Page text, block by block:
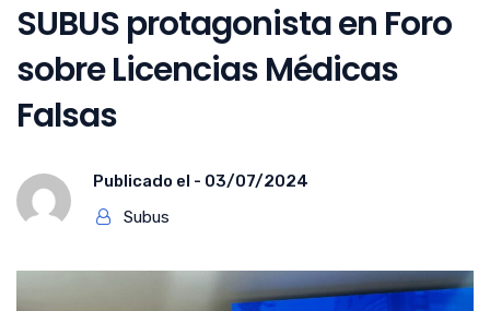
SUBUS protagonista en Foro
sobre Licencias Médicas
Falsas
Publicado el - 03/07/2024
Subus